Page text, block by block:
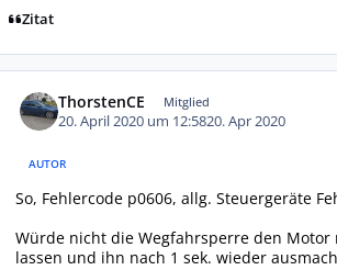
Zitat
ThorstenCE Mitglied
20. April 2020 um 12:5820. Apr 2020
AUTOR
So, Fehlercode p0606, allg. Steuergeräte
Würde nicht die Wegfahrsperre den
lassen und ihn nach 1 sek. wieder